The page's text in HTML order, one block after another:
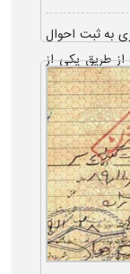
به ثبت احوال
از طریق یکی از
سازمان ثبت